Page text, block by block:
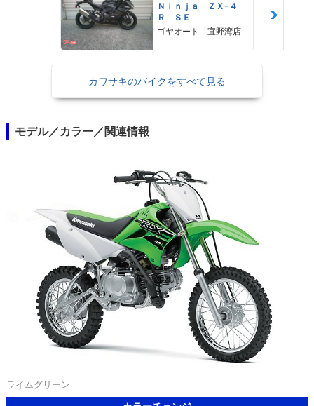
Ｎｉｎｊａ ＺＸ−４
Ｒ ＳＥ
ゴヤオート 宜野湾店
カワサキのバイクをすべて見る
モデル／カラー／関連情報
ライムグリーン